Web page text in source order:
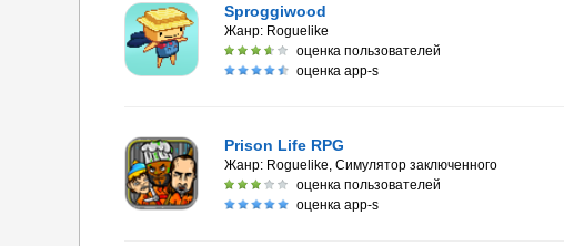
Sproggiwood
Жанр: Roguelike
оценка пользователей
оценка app-s
Prison Life RPG
Жанр: Roguelike, Симулятор заключенного
оценка пользователей
оценка app-s